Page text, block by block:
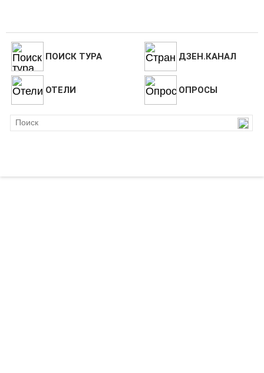
ПОИСК ТУРА ДЗЕН.КАНАЛ
ОТЕЛИ ОПРОСЫ